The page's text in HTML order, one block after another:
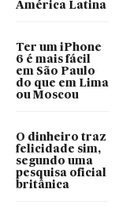
América Latina
Ter um iPhone
6 é mais fácil
em São Paulo
do que em Lima
ou Moscou
O dinheiro traz
felicidade sim,
segundo uma
pesquisa oficial
britânica